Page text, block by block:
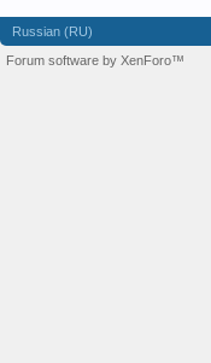
Russian (RU)
Forum software by XenForo™